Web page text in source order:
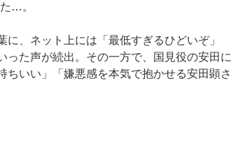
…。
、ネット上には「最低すぎるひどいぞ」
った声が続出。その一方で、国見役の安田に
いい」「嫌悪感を本気で抱かせる安田顕さ